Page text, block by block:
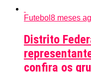
Futebol 8 meses
Distrito
confira os